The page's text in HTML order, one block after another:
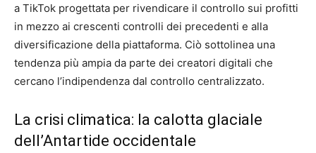
a TikTok progettata per rivendicare il controllo sui profitti
in mezzo ai crescenti controlli dei precedenti e alla
diversificazione della piattaforma. Ciò sottolinea una
tendenza più ampia da parte dei creatori digitali che
cercano l’indipendenza dal controllo centralizzato.
La crisi climatica: la calotta glaciale
dell’Antartide occidentale